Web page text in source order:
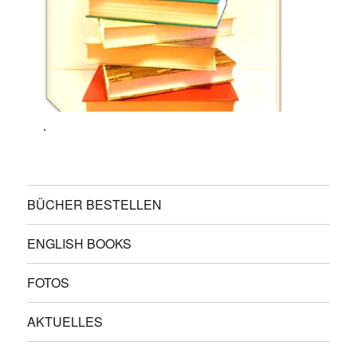
.
BÜCHER BESTELLEN
ENGLISH BOOKS
FOTOS
AKTUELLES